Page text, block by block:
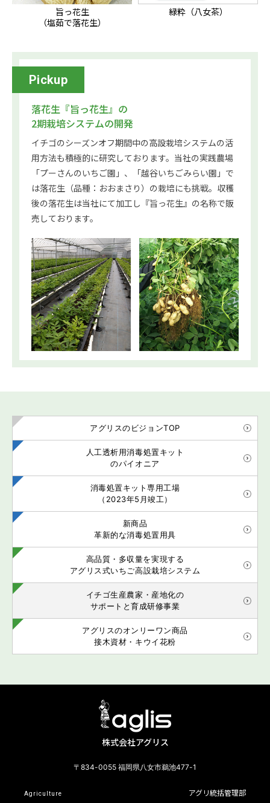
旨っ花生
（塩茹で落花生）
緑粋（八女茶）
Pickup
落花生『旨っ花生』の
2期栽培システムの開発
イチゴのシーズンオフ期間中の高設栽培システムの活
用方法も積極的に研究しております。当社の実践農場
「プーさんのいちご園」、「越谷いちごみらい園」で
は落花生（品種：おおまさり）の栽培にも挑戦。収穫
後の落花生は当社にて加工し『旨っ花生』の名称で販
売しております。
アグリスのビジョンTOP
人工透析用消毒処置キット
のパイオニア
消毒処置キット専用工場
（2023年5月竣工）
新商品
革新的な消毒処置用具
高品質・多収量を実現する
アグリス式いちご高設栽培システム
イチゴ生産農家・産地化の
サポートと育成研修事業
アグリスのオンリーワン商品
接木資材・キウイ花粉
株式会社アグリス
〒834-0055 福岡県八女市鵜池477-1
Agriculture アグリ統括管理部